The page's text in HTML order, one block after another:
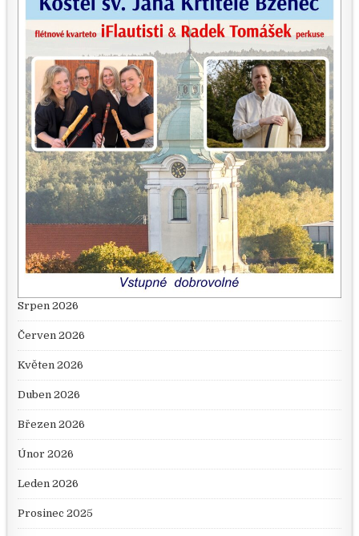
Srpen 2026
Červen 2026
Květen 2026
Duben 2026
Březen 2026
Únor 2026
Leden 2026
Prosinec 2025